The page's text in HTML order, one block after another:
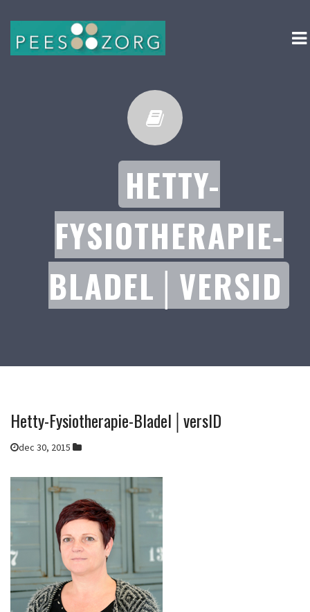
HETTY-
FYSIOTHERAPIE-
BLADEL│VERSID
Hetty-Fysiotherapie-Bladel│versID
dec 30, 2015